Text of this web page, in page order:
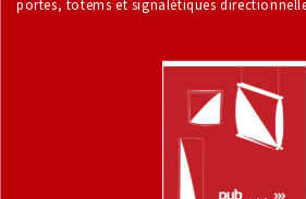
portes, totems et signalétiques